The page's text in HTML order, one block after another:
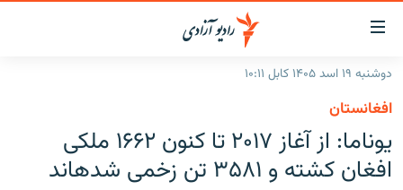
لینک‌های
قابل
دسترسی
به
متن
اصلی
بازگشت
گزارش‌ها
افغانستانخبرها
دوشنبه ۱۹ اسد ۱۴۰۵ کابل ۱۰:۱۱
افغانستان
یوناما: از آغاز ۲۰۱۷ تا کنون ۱۶۶۲ ملکی
افغان کشته و ۳۵۸۱ تن زخمی شده‎اند